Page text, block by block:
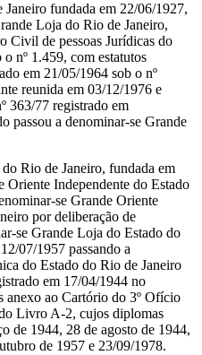
fundada em 22/06/1927,
Loja do Rio de Janeiro,
Civil de pessoas Jurídicas do
nº 1.459, com estatutos
em 21/05/1964 sob o nº
reunida em 03/12/1976 e
363/77 registrado em
passou a denominar-se Grande
Rio de Janeiro, fundada em
Oriente Independente do Estado
se Grande Oriente
por deliberação de
se Grande Loja do Estado do
07/1957 passando a
do Estado do Rio de Janeiro
em 17/04/1944 no
anexo ao Cartório do 3º Ofício
Livro A-2, cujos diplomas
de 1944, 28 de agosto de 1944,
de 1957 e 23/09/1978.